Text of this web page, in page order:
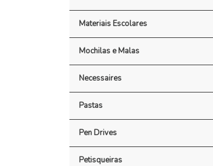
Materiais Escolares
Mochilas e Malas
Necessaires
Pastas
Pen Drives
Petisqueiras